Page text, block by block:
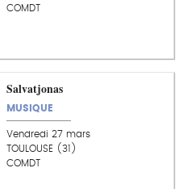
COMDT
Salvatjonas
MUSIQUE
Vendredi 27 mars
TOULOUSE (31)
COMDT